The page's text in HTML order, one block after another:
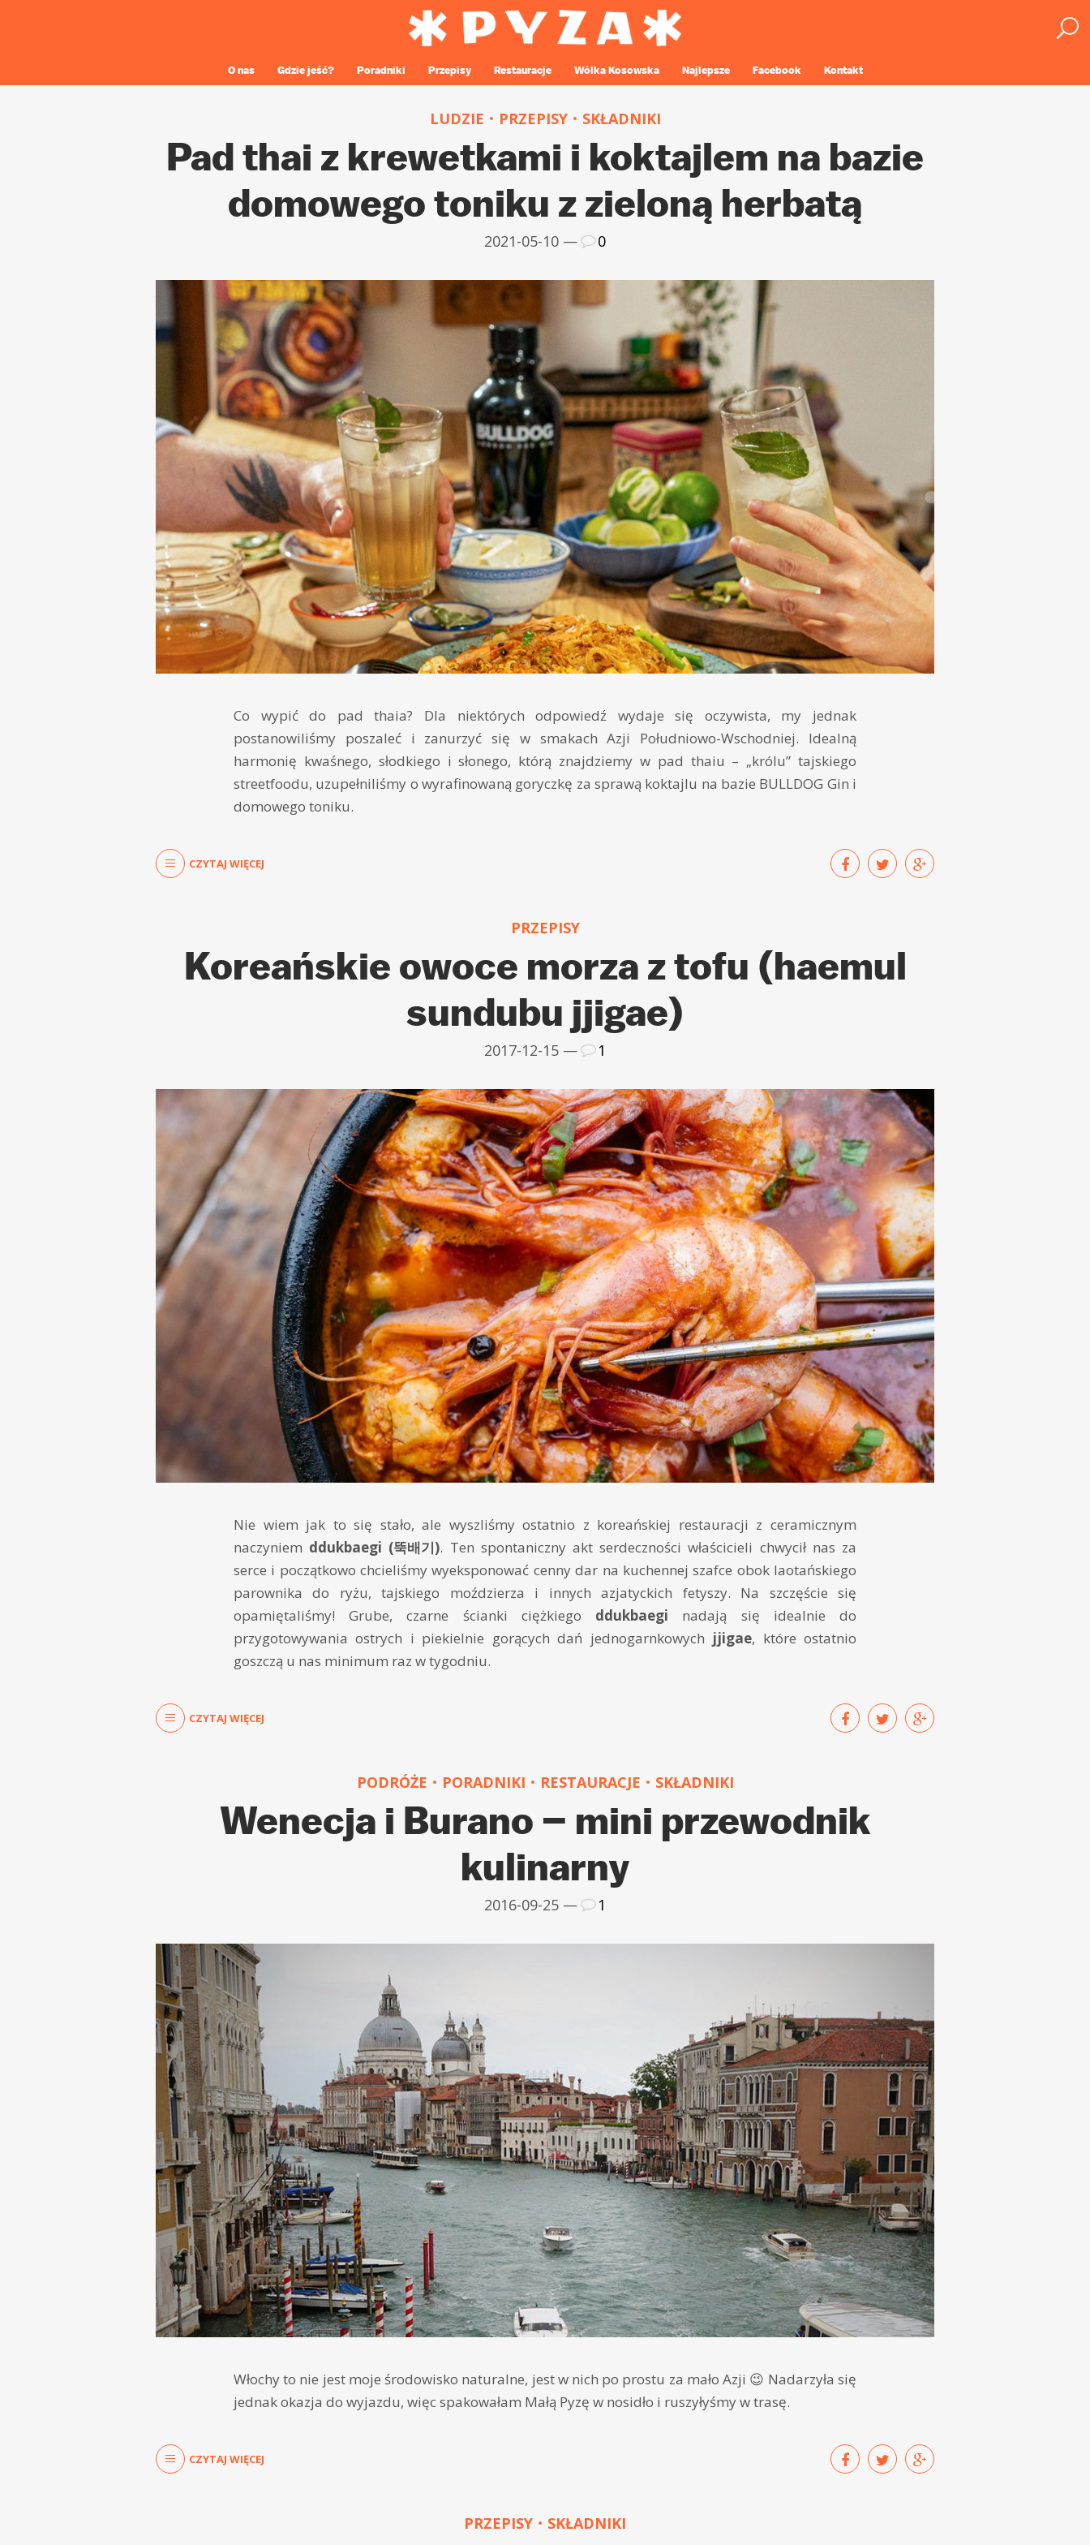
O nas Gdzie jeść? Poradniki Przepisy Restauracje Wólka Kosowska Najlepsze Facebook Kontakt
LUDZIE PRZEPISY SKŁADNIKI
Pad thai z krewetkami i koktajlem na bazie
domowego toniku z zieloną herbatą
2021-05-10 — 0
Co wypić do pad thaia? Dla niektórych odpowiedź wydaje się oczywista, my jednak
postanowiliśmy poszaleć i zanurzyć się w smakach Azji Południowo-Wschodniej. Idealną
harmonię kwaśnego, słodkiego i słonego, którą znajdziemy w pad thaiu – „królu” tajskiego
streetfoodu, uzupełniliśmy o wyrafinowaną goryczkę za sprawą koktajlu na bazie BULLDOG Gin i
domowego toniku.
CZYTAJ WIĘCEJ
PRZEPISY
Koreańskie owoce morza z tofu (haemul
sundubu jjigae)
2017-12-15 — 1
Nie wiem jak to się stało, ale wyszliśmy ostatnio z koreańskiej restauracji z ceramicznym
naczyniem ddukbaegi (뚝배기). Ten spontaniczny akt serdeczności właścicieli chwycił nas za
serce i początkowo chcieliśmy wyeksponować cenny dar na kuchennej szafce obok laotańskiego
parownika do ryżu, tajskiego moździerza i innych azjatyckich fetyszy. Na szczęście się
opamiętaliśmy! Grube, czarne ścianki ciężkiego ddukbaegi nadają się idealnie do
przygotowywania ostrych i piekielnie gorących dań jednogarnkowych jjigae, które ostatnio
goszczą u nas minimum raz w tygodniu.
CZYTAJ WIĘCEJ
PODRÓŻE PORADNIKI RESTAURACJE SKŁADNIKI
Wenecja i Burano – mini przewodnik
kulinarny
2016-09-25 — 1
Włochy to nie jest moje środowisko naturalne, jest w nich po prostu za mało Azji 😉 Nadarzyła się
jednak okazja do wyjazdu, więc spakowałam Małą Pyzę w nosidło i ruszyłyśmy w trasę.
CZYTAJ WIĘCEJ
PRZEPISY SKŁADNIKI